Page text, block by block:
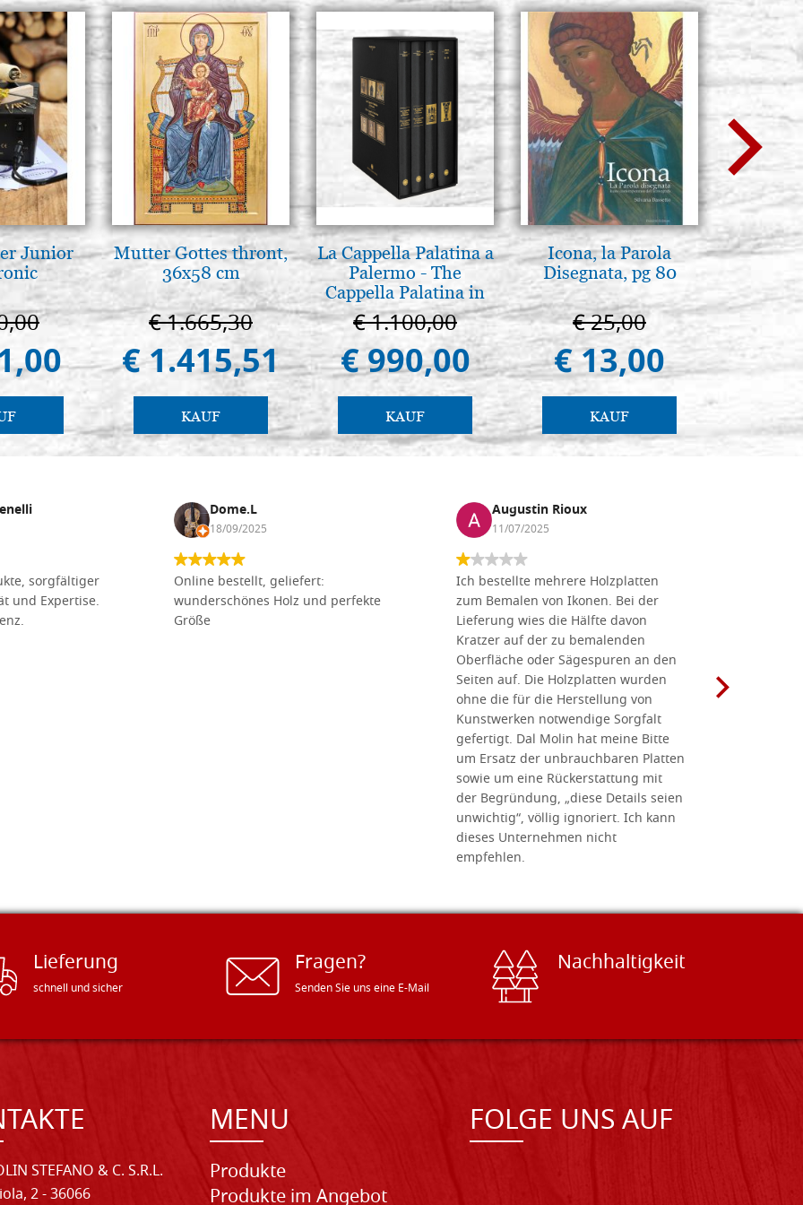
Junior
Mutter Gottes thront,
36x58 cm
€ 1.665,30
€ 1.415,51
KAUF
La Cappella Palatina a
Palermo - The
Cappella Palatina in
Palermo
€ 1.100,00
€ 990,00
KAUF
Icona, la Parola
Disegnata, pg 80
€ 25,00
€ 13,00
KAUF
L'uomo
€
sorgfältiger
und Expertise.
Dome.L
18/09/2025
Online bestellt, geliefert:
wunderschönes Holz und perfekte
Größe
Augustin Rioux
11/07/2025
Ich bestellte mehrere Holzplatten
zum Bemalen von Ikonen. Bei der
Lieferung wies die Hälfte davon
Kratzer auf der zu bemalenden
Oberfläche oder Sägespuren an den
Seiten auf. Die Holzplatten wurden
ohne die für die Herstellung von
Kunstwerken notwendige Sorgfalt
gefertigt. Dal Molin hat meine Bitte
um Ersatz der unbrauchbaren Platten
sowie um eine Rückerstattung mit
der Begründung, „diese Details seien
unwichtig“, völlig ignoriert. Ich kann
dieses Unternehmen nicht
empfehlen.
Lieferung
schnell und sicher
Fragen?
Senden Sie uns eine E-Mail
Nachhaltigkeit
STEFANO & C. S.R.L.
2 - 36066
MENU
Produkte
Produkte im Angebot
FOLGE UNS AUF